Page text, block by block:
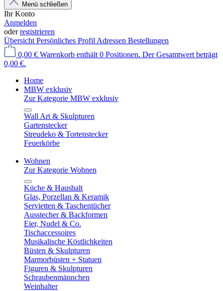
Menü schließen
Ihr Konto
Anmelden
oderregistrieren
Übersicht Persönliches Profil Adressen Bestellungen
0,00 € Warenkorb enthält 0 Positionen. Der Gesamtwert beträgt
0,00 €.
Home
MBW exklusiv
Zur Kategorie MBW exklusiv
Wall Art & Skulpturen
Gartenstecker
Streudeko & Tortenstecker
Feuerkörbe
Wohnen
Zur Kategorie Wohnen
Küche & Haushalt
Glas, Porzellan & Keramik
Servietten & Taschentücher
Ausstecher & Backformen
Eier, Nudel & Co.
Tischaccessoires
Musikalische Köstlichkeiten
Büsten & Skulpturen
Marmorbüsten + Statuen
Figuren & Skulpturen
Schraubenmännchen
Weinhalter